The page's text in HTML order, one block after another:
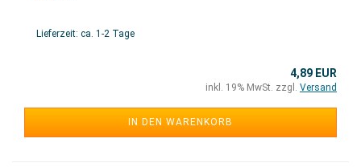
Lieferzeit: ca. 1-2 Tage
4,89 EUR
inkl. 19% MwSt. zzgl. Versand
IN DEN WARENKORB